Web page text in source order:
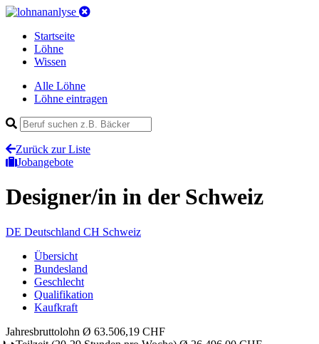
Startseite
Löhne
Wissen
Alle Löhne
Löhne eintragen
Zurück zur Liste
Jobangebote
Designer/in in der Schweiz
DE Deutschland CH Schweiz
Übersicht
Bundesland
Geschlecht
Qualifikation
Kaufkraft
Jahresbruttolohn Ø 63.506,19 CHF